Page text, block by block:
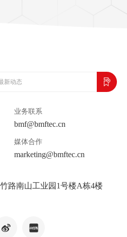
业务联系
bmf@bmftec.cn
媒体合作
marketing@bmftec.cn
路南山工业园1号楼A栋4楼